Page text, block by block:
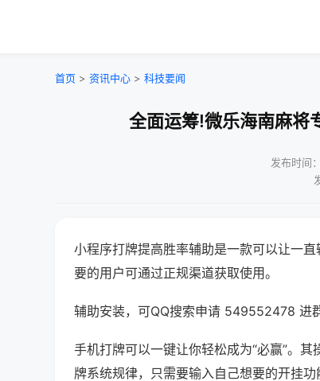
首页 > 资讯中心 > 科技要闻
全面运筹!微乐海南麻将
发布时间
小程序打牌提高胜率辅助是一款可以让一
要的用户可通过正规渠道获取使用。
辅助安装，可QQ搜索申请 549552478 进
手机打牌可以一键让你轻松成为“必赢”。
牌系统规律，只需要输入自己想要的开挂